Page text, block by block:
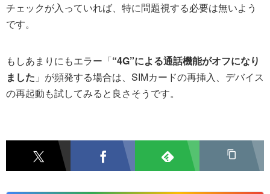
チェックが入っていれば、特に問題視する必要は無いよう
です。
もしあまりにもエラー「“4G”による通話機能がオフになり
ました 」が頻発する場合は、SIMカードの再挿入、デバイス
の再起動も試してみると良さそうです。